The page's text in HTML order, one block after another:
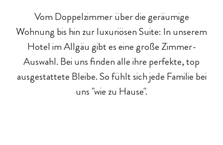
Vom Doppelzimmer über die geräumige
Wohnung bis hin zur luxuriösen Suite: In unserem
Hotel im Allgäu gibt es eine große Zimmer-
Auswahl. Bei uns finden alle ihre perfekte, top
ausgestattete Bleibe. So fühlt sich jede Familie bei
uns "wie zu Hause".